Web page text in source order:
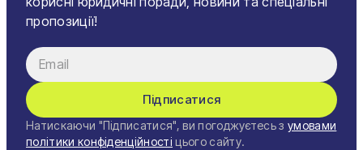
пропозиції!
Підписатися
Натискаючи "Підписатися", ви погоджуєтесь з умовами
політики конфіденційності цього сайту.